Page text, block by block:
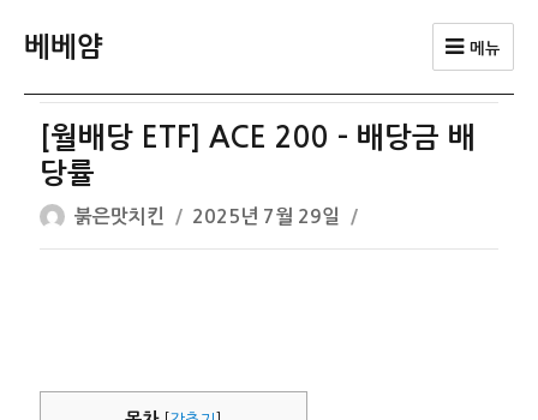
베베얌 메뉴
[월배당 ETF] ACE 200 – 배당금 배
당률
글
쓴
붉은맛치킨
작
성
2025년 7월 29일